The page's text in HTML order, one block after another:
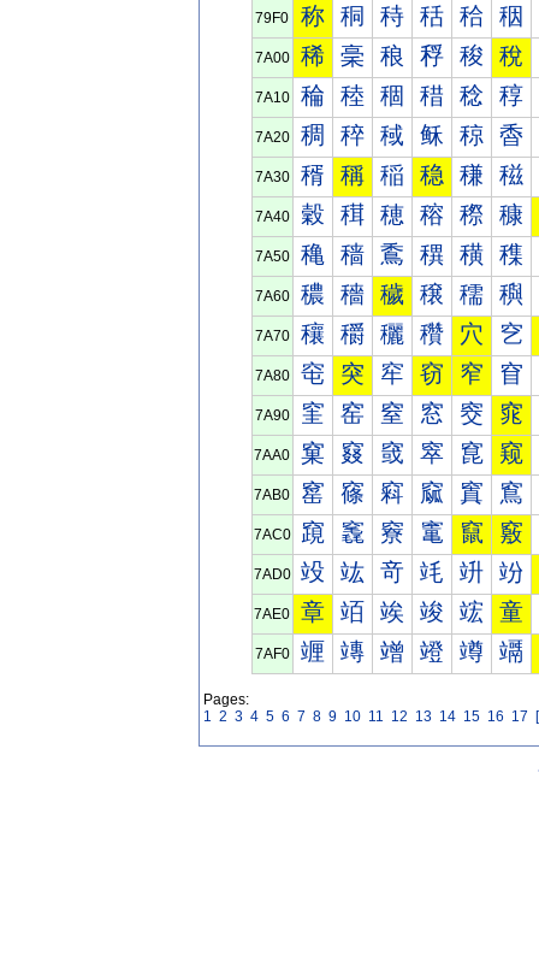
79F0 称 秱 秲 秳 秴 秵
7A00 稀 稁 稂 稃 稄 稅
7A10 稐 稑 稒 稓 稔 稕
7A20 稠 稡 稢 稣 稤 稥
7A30 稰 稱 稲 稳 稴 稵
7A40 穀 穁 穂 穃 穄 穅
7A50 穐 穑 穒 穓 穔 穕
7A60 穠 穡 穢 穣 穤 穥
7A70 穰 穱 穲 穳 穴 穵
7A80 窀 突 窂 窃 窄 窅
7A90 窐 窑 窒 窓 窔 窕
7AA0 窠 窡 窢 窣 窤 窥
7AB0 窰 窱 窲 窳 窴 窵
7AC0 竀 竁 竂 竃 竄 竅
7AD0 竐 竑 竒 竓 竔 竕
7AE0 章 竡 竢 竣 竤 童
7AF0 竰 竱 竲 竳 竴 竵
Pages:
1 2 3 4 5 6 7 8 9 10 11 12 13 14 15 16 17